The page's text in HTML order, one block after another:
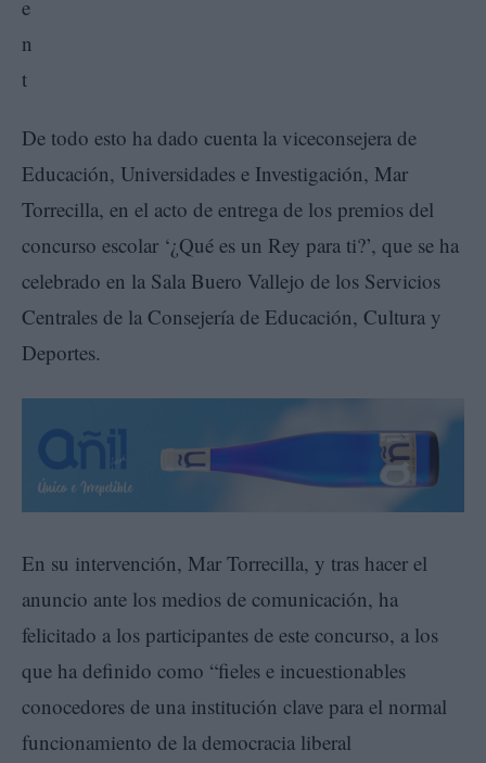
De todo esto ha dado cuenta la viceconsejera de
Educación, Universidades e Investigación, Mar
Torrecilla, en el acto de entrega de los premios del
concurso escolar ‘¿Qué es un Rey para ti?’, que se ha
celebrado en la Sala Buero Vallejo de los Servicios
Centrales de la Consejería de Educación, Cultura y
Deportes.
En su intervención, Mar Torrecilla, y tras hacer el
anuncio ante los medios de comunicación, ha
felicitado a los participantes de este concurso, a los
que ha definido como “fieles e incuestionables
conocedores de una institución clave para el normal
funcionamiento de la democracia liberal